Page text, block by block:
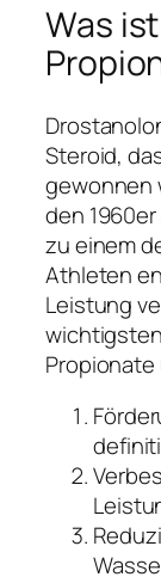
Was
Steroid,
gewonnen
den
zu einem
Athleten
Leistung